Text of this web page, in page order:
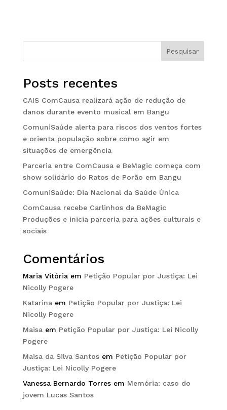
Pesquisar
Posts recentes
CAIS ComCausa realizará ação de redução de
danos durante evento musical em Bangu
ComuniSaúde alerta para riscos dos ventos fortes
e orienta população sobre como agir em
situações de emergência
Parceria entre ComCausa e BeMagic começa com
show solidário do Ratos de Porão em Bangu
ComuniSaúde: Dia Nacional da Saúde Única
ComCausa recebe Carlinhos da BeMagic
Produções e inicia parceria para ações culturais e
sociais
Comentários
Maria Vitóriaem Petição Popular por Justiça: Lei
Nicolly Pogere
Katarinaem Petição Popular por Justiça: Lei
Nicolly Pogere
Maisaem Petição Popular por Justiça: Lei Nicolly
Pogere
Maisa da Silva Santosem Petição Popular por
Justiça: Lei Nicolly Pogere
Vanessa Bernardo Torresem Memória: caso do
jovem Lucas Santos